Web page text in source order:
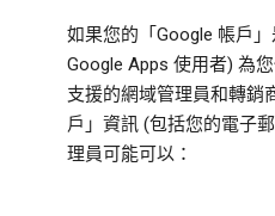
如果您的「Google 帳戶」
Google Apps 使用者) 為
支援的網域管理員和轉銷
戶」資訊 (包括您的電子
理員可能可以：